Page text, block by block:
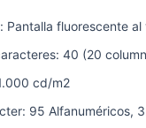
Pantalla fluorescente al
40 (20
cd/m2
95 Alfanuméricos,